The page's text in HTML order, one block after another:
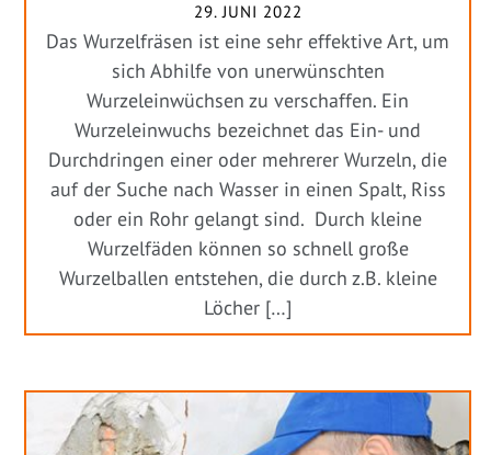
29. JUNI 2022
Das Wurzelfräsen ist eine sehr effektive Art, um
sich Abhilfe von unerwünschten
Wurzeleinwüchsen zu verschaffen. Ein
Wurzeleinwuchs bezeichnet das Ein- und
Durchdringen einer oder mehrerer Wurzeln, die
auf der Suche nach Wasser in einen Spalt, Riss
oder ein Rohr gelangt sind. Durch kleine
Wurzelfäden können so schnell große
Wurzelballen entstehen, die durch z.B. kleine
Löcher […]